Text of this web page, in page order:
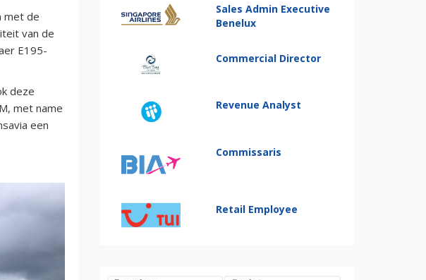
met de
van de
E195-
deze
met name
een
Sales Admin Executive
Benelux
Commercial Director
Revenue Analyst
Commissaris
Retail Employee